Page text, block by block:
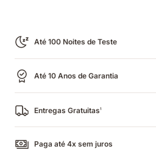
Até 100 Noites de Teste
Até 10 Anos de Garantia
Entregas Gratuitas1
Paga até 4x sem juros